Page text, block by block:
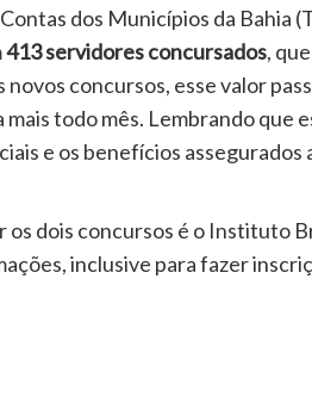
dos Municípios da Bahia
413 servidores concursados,
concursos, esse valor
mais todo mês. Lembrando que
e os benefícios assegurados
dois concursos é o Instituto
inclusive para fazer